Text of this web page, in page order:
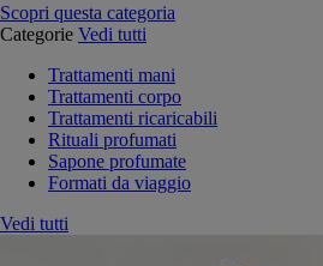
Scopri questa categoria
Categorie Vedi tutti
Trattamenti mani
Trattamenti corpo
Trattamenti ricaricabili
Rituali profumati
Sapone profumate
Formati da viaggio
Vedi tutti